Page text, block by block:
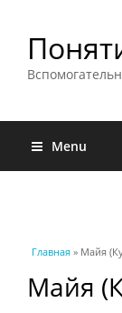
Menu
Вы здесь
Главная » Майя
Майя